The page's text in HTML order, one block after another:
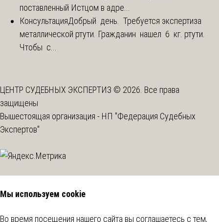
поставленный Истцом в адре...
КонсультацияДобрый день. Требуется экспертиза
металлической ртути. Гражданин нашел 6 кг. ртути.
Чтобы с...
ЦЕНТР СУДЕБНЫХ ЭКСПЕРТИЗ © 2026. Все права
защищены
Вышестоящая организация - НП "Федерация Судебных
Экспертов"
Мы используем cookie
Во время посещения нашего сайта вы соглашаетесь с тем,